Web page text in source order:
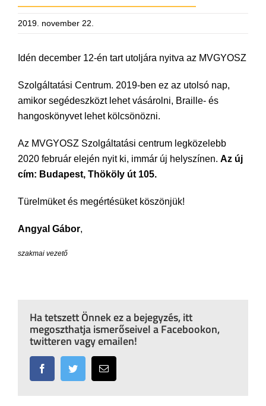
2019. november 22.
Idén december 12-én tart utoljára nyitva az MVGYOSZ
Szolgáltatási Centrum. 2019-ben ez az utolsó nap,
amikor segédeszközt lehet vásárolni, Braille- és
hangoskönyvet lehet kölcsönözni.
Az MVGYOSZ Szolgáltatási centrum legközelebb
2020 február elején nyit ki, immár új helyszínen. Az új
cím: Budapest, Thököly út 105.
Türelmüket és megértésüket köszönjük!
Angyal Gábor,
szakmai vezető
Ha tetszett Önnek ez a bejegyzés, itt
megoszthatja ismerőseivel a Facebookon,
twitteren vagy emailen!
FacebookTwitter Email: